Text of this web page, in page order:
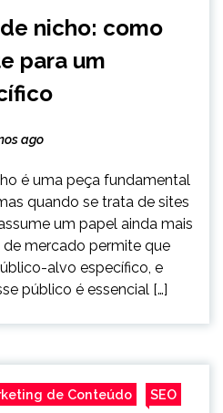
nicho: como
para um
ago
é uma peça fundamental
quando se trata de sites
um papel ainda mais
mercado permite que
alvo específico, e
público é essencial […]
de Conteúdo SEO